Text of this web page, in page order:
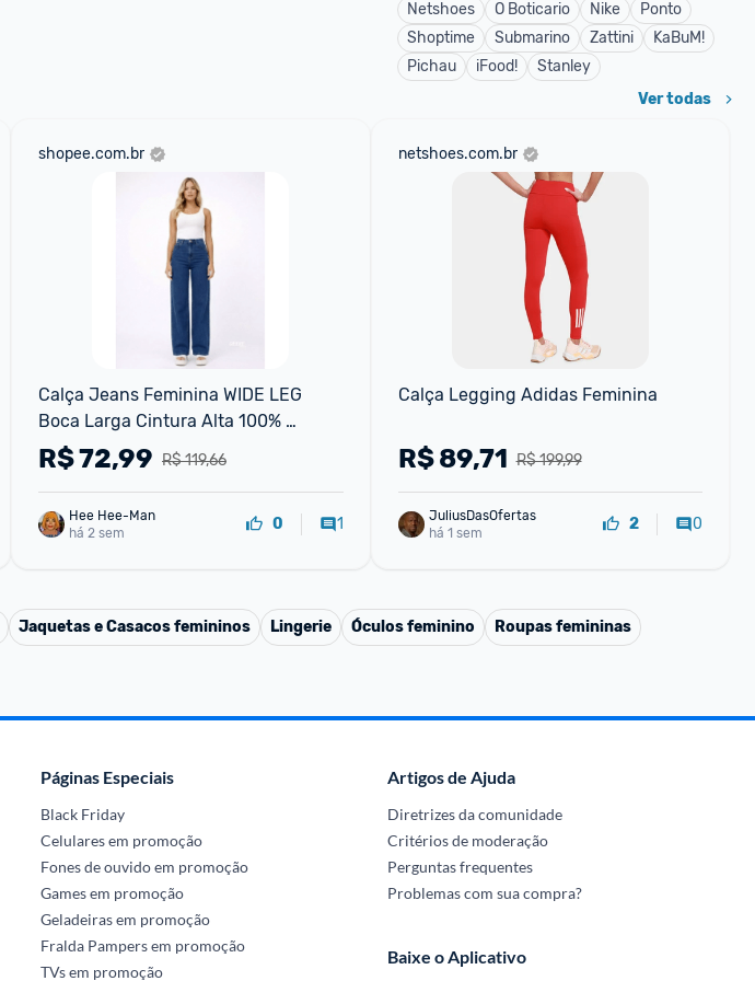
Netshoes
O Boticario Nike
Ponto
Shoptime
Submarino Zattini
KaBuM!
Pichau
iFood! Stanley
Ver todas
shopee.com.br
Calça Jeans Feminina WIDE LEG
Boca Larga Cintura Alta 100%
Algodão Tecido Premium
R$ 119,66
R$72,99
Hee Hee-Man
há 2 sem
0 1
netshoes.com.br
Calça Legging Adidas Feminina
R$ 199,99
R$89,71
JuliusDasOfertas
há 1 sem
2 0
Jaquetas e Casacos femininos Lingerie Óculos feminino Roupas femininas
Páginas Especiais
Black Friday
Celulares em promoção
Fones de ouvido em promoção
Games em promoção
Geladeiras em promoção
Fralda Pampers em promoção
TVs em promoção
Artigos de Ajuda
Diretrizes da comunidade
Critérios de moderação
Perguntas frequentes
Problemas com sua compra?
Baixe o Aplicativo